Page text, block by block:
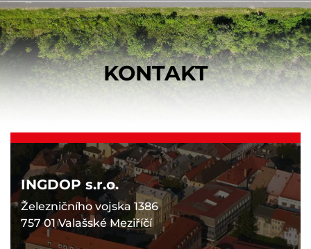
KONTAKT
INGDOP s.r.o.
Železničního vojska 1386
757 01 Valašské Meziříčí